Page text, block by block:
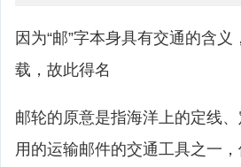
因为“邮”字本身具有交通的含
载，故此得名
邮轮的原意是指海洋上的定线
用的运输邮件的交通工具之一